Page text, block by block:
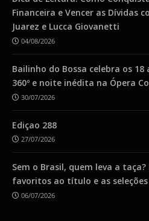
Financeira e Vencer as Dívidas
Juarez e Lucca Giovanetti
04/08/2026
Bailinho do Bossa celebra os
360º e noite inédita na Ópera
30/07/2026
Ediçao 288
27/07/2026
Sem o Brasil, quem leva a
favoritos ao título e as
06/07/2026